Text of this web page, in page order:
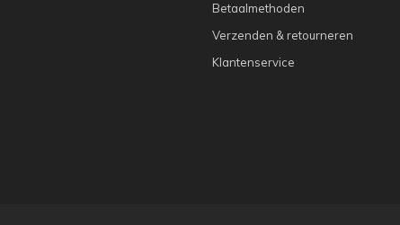
Betaalmethoden
Verzenden & retourneren
Klantenservice